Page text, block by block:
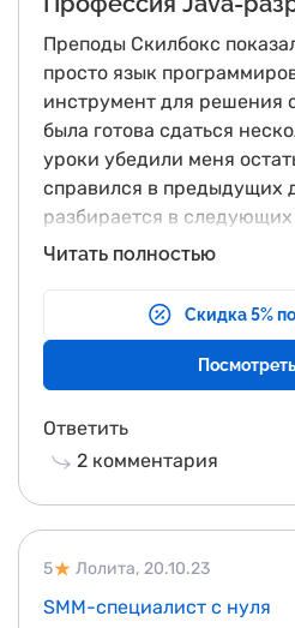
Преподы Скилбокс
просто язык
инструмент для решения
была готова сдаться
уроки убедили меня
справился в предыдущих
разбирается в
тебя есть шанс сделать
Сейчас я готова идти в мир
курс не только дал мне
на создание программ,
востребованы. Я горжусь
внести свой след в мире
Читать полностью
Скидка 5%
Ответить
2 комментария
5 20.10.23
Лолита,
SMM-специалист с нуля